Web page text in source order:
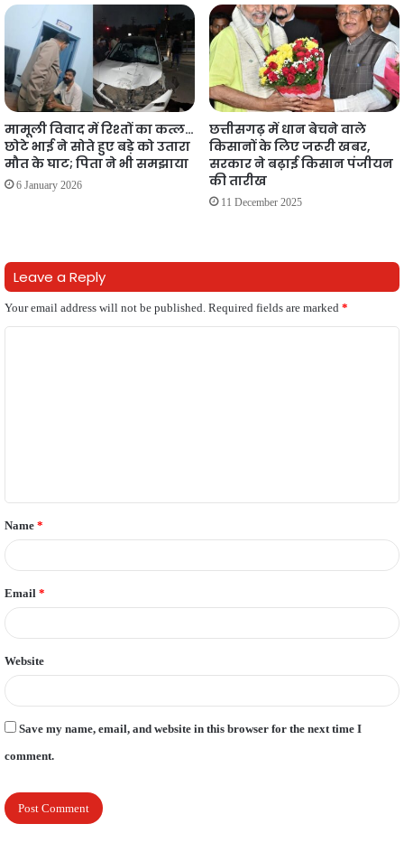
मामूली विवाद में रिश्तों का कत्ल…
छोटे भाई ने सोते हुए बड़े को उतारा
मौत के घाट; पिता ने भी समझाया
6 January 2026
छत्तीसगढ़ में धान बेचने वाले
किसानों के लिए जरूरी खबर,
सरकार ने बढ़ाई किसान पंजीयन
की तारीख
11 December 2025
Leave a Reply
Your email address will not be published. Required fields are marked *
t
*
Name *
Email *
Website
Save my name, email, and website in this browser for the next time I
comment.